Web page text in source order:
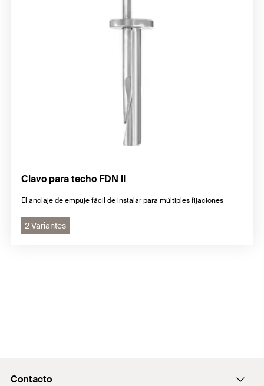
Clavo para techo FDN II
El anclaje de empuje fácil de instalar para múltiples fijaciones
2 Variantes
Contacto